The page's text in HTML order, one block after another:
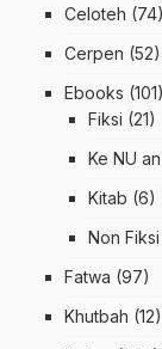
Celoteh (74)
Cerpen (52)
Ebooks (101)
Fiksi (21)
Ke NU an
Kitab (6)
Non Fiksi
Fatwa (97)
Khutbah (12)